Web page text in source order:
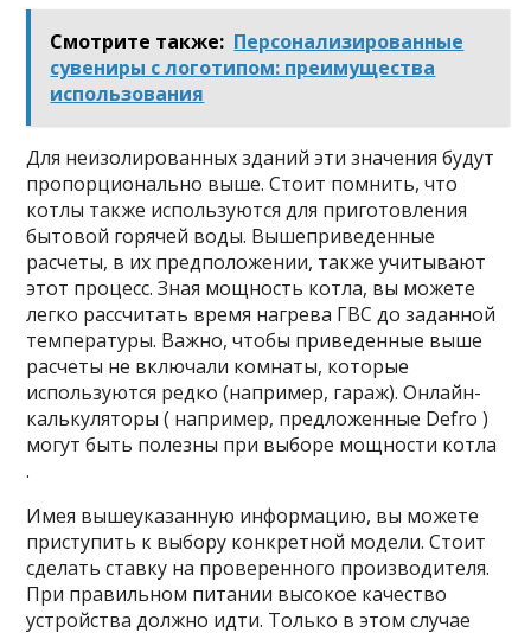
Смотрите также: Персонализированные
сувениры с логотипом: преимущества
использования
Для неизолированных зданий эти значения будут
пропорционально выше. Стоит помнить, что
котлы также используются для приготовления
бытовой горячей воды. Вышеприведенные
расчеты, в их предположении, также учитывают
этот процесс. Зная мощность котла, вы можете
легко рассчитать время нагрева ГВС до заданной
температуры. Важно, чтобы приведенные выше
расчеты не включали комнаты, которые
используются редко (например, гараж). Онлайн-
калькуляторы ( например, предложенные Defro )
могут быть полезны при выборе мощности котла
.
Имея вышеуказанную информацию, вы можете
приступить к выбору конкретной модели. Стоит
сделать ставку на проверенного производителя.
При правильном питании высокое качество
устройства должно идти. Только в этом случае